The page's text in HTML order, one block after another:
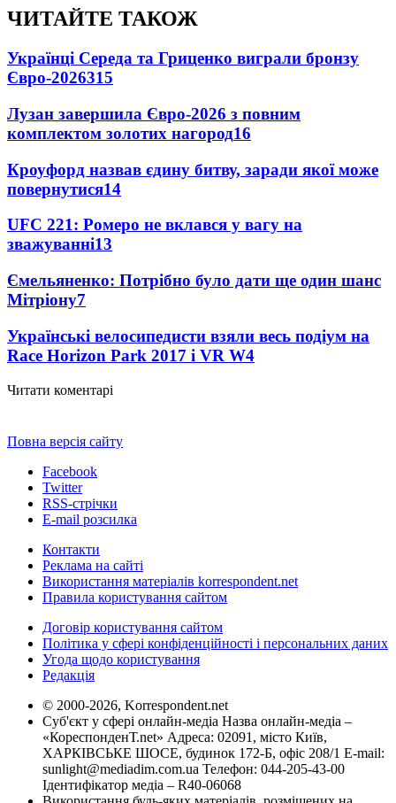
ЧИТАЙТЕ ТАКОЖ
Українці Середа та Гриценко виграли бронзу
Євро-2026315
Лузан завершила Євро-2026 з повним
комплектом золотих нагород16
Кроуфорд назвав єдину битву, заради якої може
повернутися14
UFC 221: Ромеро не вклався у вагу на
зважуванні13
Ємельяненко: Потрібно було дати ще один шанс
Мітріону7
Українські велосипедисти взяли весь подіум на
Race Horizon Park 2017 і VR W4
Читати коментарі
Повна версія сайту
Facebook
Twitter
RSS-стрічки
E-mail розсилка
Контакти
Реклама на сайті
Використання матеріалів korrespondent.net
Правила користування сайтом
Договір користування сайтом
Політика у сфері конфіденційності і персональних даних
Угода щодо користування
Редакція
© 2000-2026, Korrespondent.net
Суб'єкт у сфері онлайн-медіа Назва онлайн-медіа –
«КореспонденТ.net» Адреса: 02091, місто Київ,
ХАРКІВСЬКЕ ШОСЕ, будинок 172-Б, офіс 208/1 E-mail:
sunlight@mediadim.com.ua Телефон: 044-205-43-00
Ідентифікатор медіа – R40-06068